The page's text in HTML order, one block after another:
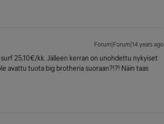
Forum|Forum|14 years ago
25,10€/kk. Jälleen kerran on unohdettu nykyiset
avattu tuota big brotheria suoraan?!?! Näin taas